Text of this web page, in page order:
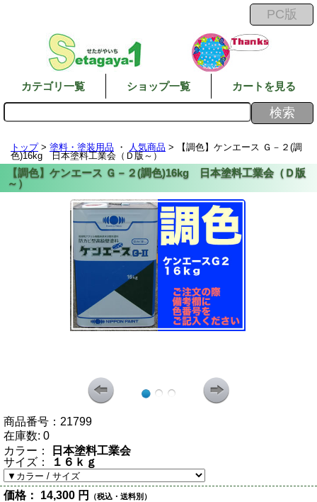
カテゴリ一覧 ショップ一覧 カートを見る
トップ> 塗料・塗装用品 ・ 人気商品 > 【調色】ケンエース Ｇ－２(調
色)16kg 日本塗料工業会（Ｄ版～）
商品番号： 21799
在庫数: 0
カラー：
日本塗料工業会
サイズ：
１６ｋｇ
価格： 14,300 円 （税込・送料別）